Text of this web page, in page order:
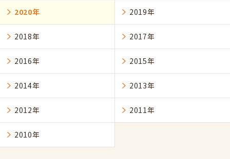
2020年 2019年
2018年 2017年
2016年 2015年
2014年 2013年
2012年 2011年
2010年